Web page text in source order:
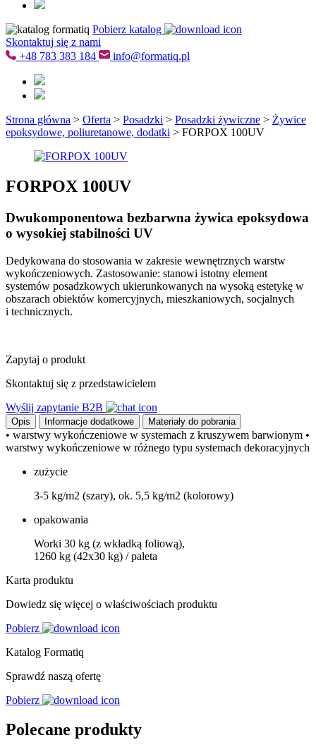
Pobierz katalog
Skontaktuj się z nami
+48783 383 184 info@formatiq.pl
Strona główna > Oferta > Posadzki > Posadzki żywiczne > Żywice
epoksydowe, poliuretanowe, dodatki > FORPOX 100UV
FORPOX 100UV
Dwukomponentowa bezbarwna żywica epoksydowa
o wysokiej stabilności UV
Dedykowana do stosowania w zakresie wewnętrznych warstw
wykończeniowych. Zastosowanie: stanowi istotny element
systemów posadzkowych ukierunkowanych na wysoką estetykę w
obszarach obiektów komercyjnych, mieszkaniowych, socjalnych
i technicznych.
Zapytaj o produkt
Skontaktuj się z przedstawicielem
Wyślij zapytanie B2B
Opis Informacje dodatkowe Materiały do pobrania
• warstwy wykończeniowe w systemach z kruszywem barwionym •
warstwy wykończeniowe w różnego typu systemach dekoracyjnych
zużycie
3-5 kg/m2 (szary), ok. 5,5 kg/m2 (kolorowy)
opakowania
Worki 30 kg (z wkładką foliową),
1260 kg (42x30 kg) / paleta
Karta produktu
Dowiedz się więcej o właściwościach produktu
Pobierz
Katalog Formatiq
Sprawdź naszą ofertę
Pobierz
Polecane produkty